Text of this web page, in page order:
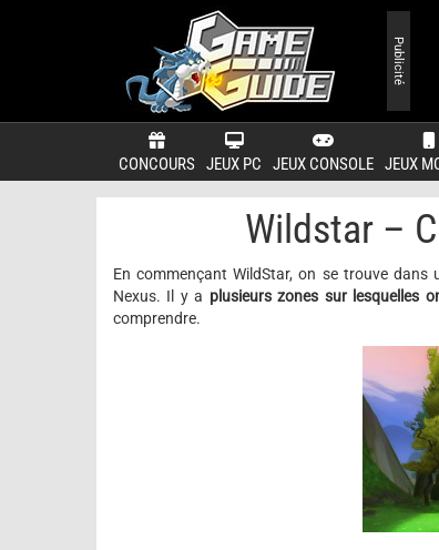
CONCOURS JEUX PC JEUX CONSOLE JEUX
Publicité
Wildstar –
En commençant WildStar, on se trouve
Nexus. Il y a plusieurs zones sur lesquelles
comprendre.